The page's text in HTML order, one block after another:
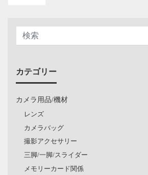
カテゴリー
カメラ用品/機材
レンズ
カメラバッグ
撮影アクセサリー
三脚/一脚/スライダー
メモリーカード関係